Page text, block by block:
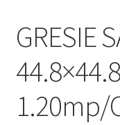
Magazin
Plată
GRESIE
1.20mp/